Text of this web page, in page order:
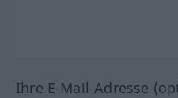
Ihre E-Mail-Adresse